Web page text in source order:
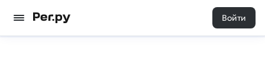
Войти
486 0